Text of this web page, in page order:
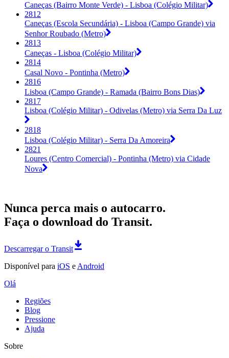
Caneças (Bairro Monte Verde) - Lisboa (Colégio Militar)
2812
Caneças (Escola Secundária) - Lisboa (Campo Grande) via
Senhor Roubado (Metro)
2813
Caneças - Lisboa (Colégio Militar)
2814
Casal Novo - Pontinha (Metro)
2816
Lisboa (Campo Grande) - Ramada (Bairro Bons Dias)
2817
Lisboa (Colégio Militar) - Odivelas (Metro) via Serra Da Luz
2818
Lisboa (Colégio Militar) - Serra Da Amoreira
2821
Loures (Centro Comercial) - Pontinha (Metro) via Cidade
Nova
Nunca perca mais o autocarro.
Faça o download do Transit.
Descarregar o Transit
Disponível para iOS e Android
Olá
Regiões
Blog
Pressione
Ajuda
Sobre